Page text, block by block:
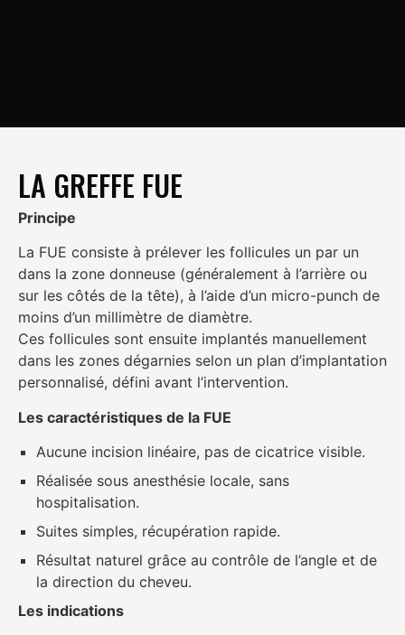
LA GREFFE FUE
Principe
La FUE consiste à prélever les follicules un par un
dans la zone donneuse (généralement à l’arrière ou
sur les côtés de la tête), à l’aide d’un micro-punch de
moins d’un millimètre de diamètre.
Ces follicules sont ensuite implantés manuellement
dans les zones dégarnies selon un plan d’implantation
personnalisé, défini avant l’intervention.
Les caractéristiques de la FUE
Aucune incision linéaire, pas de cicatrice visible.
Réalisée sous anesthésie locale, sans
hospitalisation.
Suites simples, récupération rapide.
Résultat naturel grâce au contrôle de l’angle et de
la direction du cheveu.
Les indications